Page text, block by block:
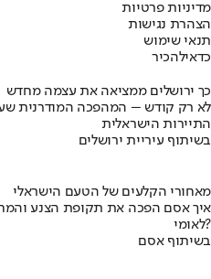
מדיניות פרטיות
הצהרת נגישות
תנאי שימוש
כדאילהכיר
כך ירושלים ממציאה את עצמה מחדש
לא רק קודש – המהפכה המודרנית
התיירות הישראלית
בשיתוף עיריית ירושלים
מאחורי הקלעים של הטעם הישראלי
לאומי?
בשיתוף אסם